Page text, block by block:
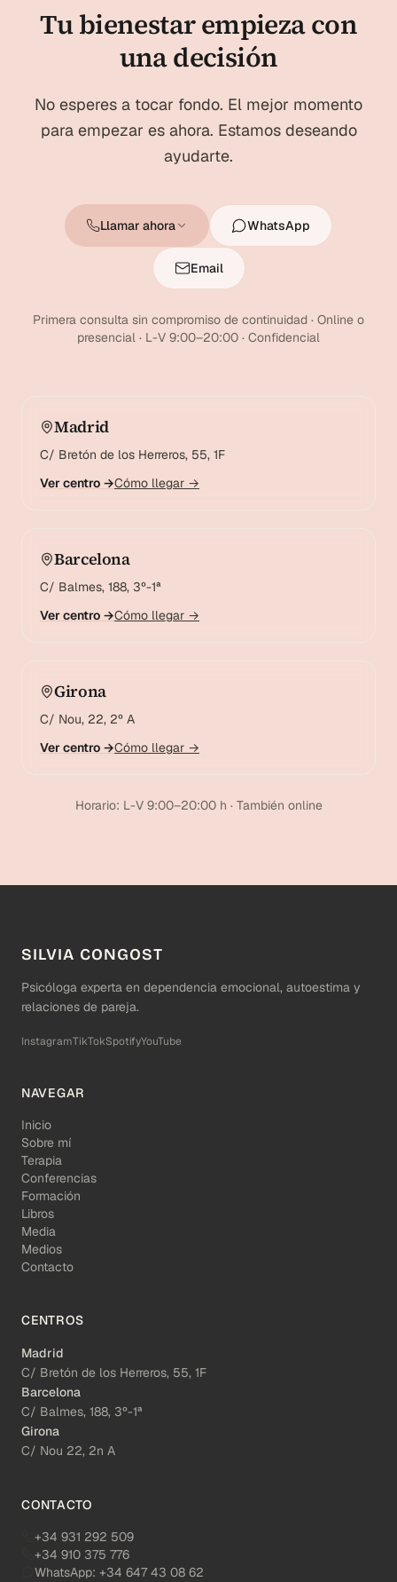
Tu bienestar empieza con
una decisión
No esperes a tocar fondo. El mejor momento
para empezar es ahora. Estamos deseando
ayudarte.
Llamar ahora WhatsApp
Email
Primera consulta sin compromiso de continuidad · Online o
presencial · L-V 9:00–20:00 · Confidencial
Madrid
C/ Bretón de los Herreros, 55, 1F
Ver centro →Cómo llegar →
Barcelona
C/ Balmes, 188, 3º-1ª
Ver centro →Cómo llegar →
Girona
C/ Nou, 22, 2º A
Ver centro →Cómo llegar →
Horario: L-V 9:00–20:00 h · También online
SILVIA CONGOST
Psicóloga experta en dependencia emocional, autoestima y
relaciones de pareja.
InstagramTikTokSpotifyYouTube
NAVEGAR
Inicio
Sobre mí
Terapia
Conferencias
Formación
Libros
Media
Medios
Contacto
CENTROS
Madrid
C/ Bretón de los Herreros, 55, 1F
Barcelona
C/ Balmes, 188, 3º-1ª
Girona
C/ Nou 22, 2n A
CONTACTO
+34 931 292 509
+34 910 375 776
WhatsApp: +34 647 43 08 62